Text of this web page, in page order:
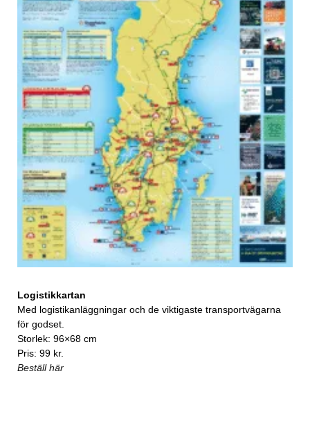
Logistikkartan
Med logistikanläggningar och de viktigaste transportvägarna
för godset.
Storlek: 96×68 cm
Pris: 99 kr.
Beställ här